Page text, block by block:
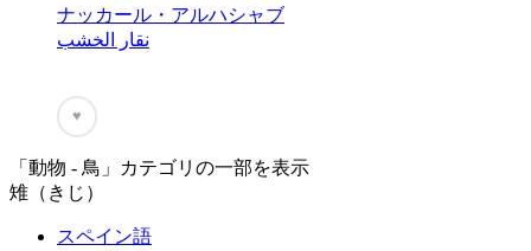
ナッカール・アルハシャブ
نقار الخشب
♥
「動物 - 鳥」カテゴリの一部を表示
雉（きじ）
スペイン語